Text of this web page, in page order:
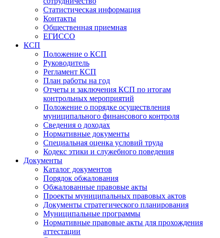
Статистическая информация
Контакты
Общественная приемная
ЕГИССО
КСП
Положение о КСП
Руководитель
Регламент КСП
План работы на год
Отчеты и заключения КСП по итогам
контрольных мероприятий
Положение о порядке осуществления
муниципального финансового контроля
Сведения о доходах
Нормативные документы
Специальная оценка условий труда
Кодекс этики и служебного поведения
Документы
Каталог документов
Порядок обжалования
Обжалованные правовые акты
Проекты муниципальных правовых актов
Документы стратегического планирования
Муниципальные программы
Нормативные правовые акты для прохождения
аттестации